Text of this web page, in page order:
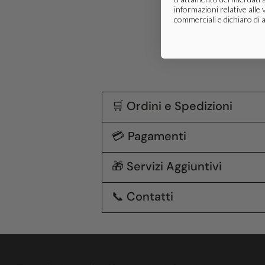
🛒 Ordini e Spedizioni
💳 Pagamenti
🎁 Servizi Aggiuntivi
📞 Contatti
informazioni relative alle
commerciali e dichiaro di